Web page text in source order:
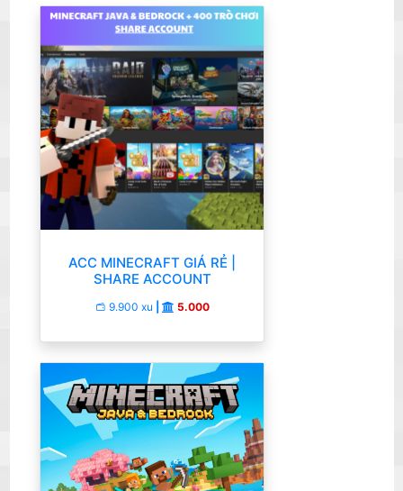
ACC MINECRAFT GIÁ RẺ |
SHARE ACCOUNT
9.900 xu 5.000